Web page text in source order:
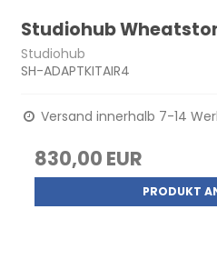
Studiohub
Studiohub
SH-ADAPTKITAIR4
Versand innerhalb 7-14
830,00 EUR
PRODUKT